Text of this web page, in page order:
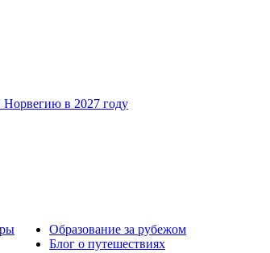
Норвегию в 2027 году
Образование за рубежом
Блог о путешествиях